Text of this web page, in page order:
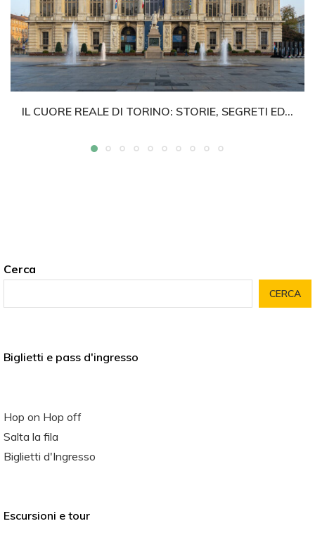
IL CUORE REALE DI TORINO: STORIE, SEGRETI ED...
Cerca
CERCA
Biglietti e pass d'ingresso
Hop on Hop off
Salta la fila
Biglietti d'Ingresso
Escursioni e tour